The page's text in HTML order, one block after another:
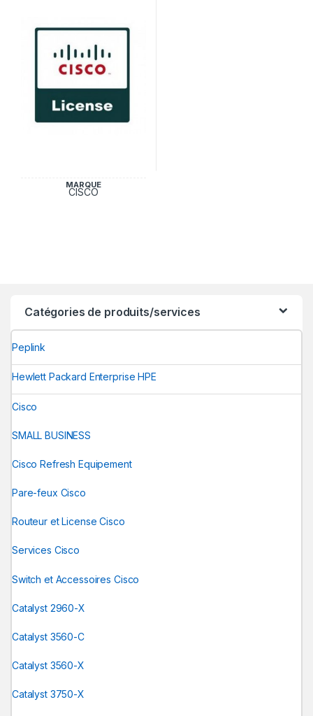
MARQUE
CISCO
Catégories de produits/services
Peplink
Hewlett Packard Enterprise HPE
Cisco
SMALL BUSINESS
Cisco Refresh Equipement
Pare-feux Cisco
Routeur et License Cisco
Services Cisco
Switch et Accessoires Cisco
Catalyst 2960-X
Catalyst 3560-C
Catalyst 3560-X
Catalyst 3750-X